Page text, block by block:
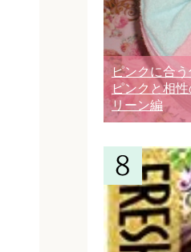
ピンクに合
ピンクと相
リーン編